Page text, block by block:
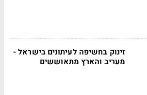
זינוק בחשיפה לעיתונים בישראל -
מעריב והארץ מתאוששים